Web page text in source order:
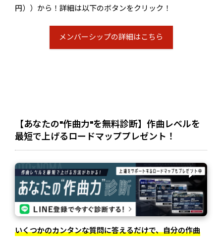
円））から！詳細は以下のボタンをクリック！
メンバーシップの詳細はこちら
【あなたの"作曲力"を無料診断】作曲レベルを
最短で上げるロードマッププレゼント！
いくつかのカンタンな質問に答えるだけで、自分の作曲